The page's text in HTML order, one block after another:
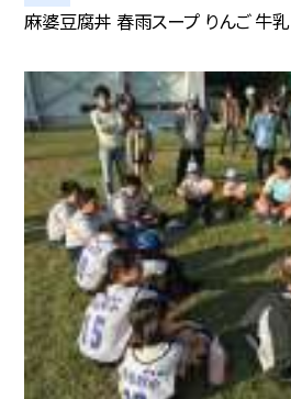
麻婆豆腐丼 春雨スープ りんご 牛乳